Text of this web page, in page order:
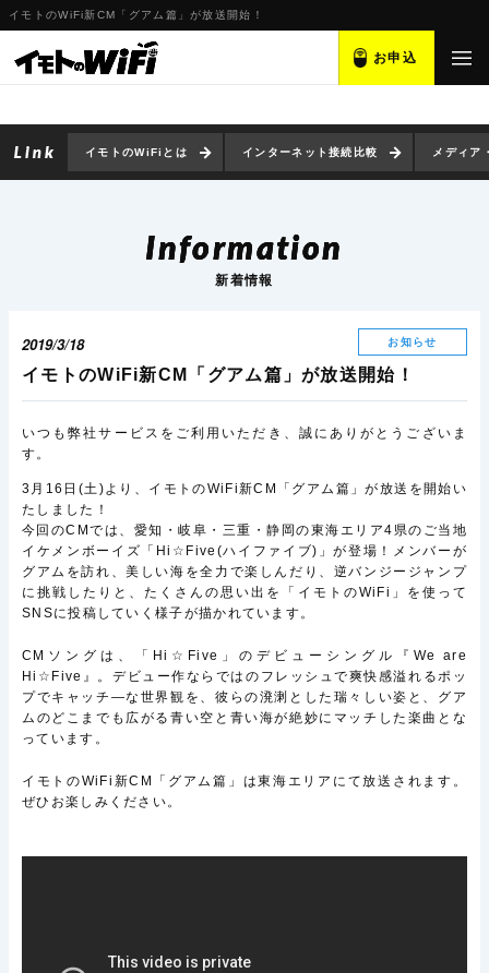
イモトのWiFi新CM「グアム篇」が放送開始！
お申込
イモトのWiFiとは インターネット接続比較 メディア
Information
新着情報
2019/3/18 お知らせ
イモトのWiFi新CM「グアム篇」が放送開始！
いつも弊社サービスをご利用いただき、誠にありがとうございま
す。
3月16日(土)より、イモトのWiFi新CM「グアム篇」が放送を開始い
たしました！
今回のCMでは、愛知・岐阜・三重・静岡の東海エリア4県のご当地
イケメンボーイズ「Hi☆Five(ハイファイブ)」が登場！メンバーが
グアムを訪れ、美しい海を全力で楽しんだり、逆バンジージャンプ
に挑戦したりと、たくさんの思い出を「イモトのWiFi」を使って
SNSに投稿していく様子が描かれています。
CMソングは、「Hi☆Five」のデビューシングル『We are
Hi☆Five』。デビュー作ならではのフレッシュで爽快感溢れるポッ
プでキャッチ―な世界観を、彼らの溌溂とした瑞々しい姿と、グア
ムのどこまでも広がる青い空と青い海が絶妙にマッチした楽曲とな
っています。
イモトのWiFi新CM「グアム篇」は東海エリアにて放送されます。
ぜひお楽しみください。